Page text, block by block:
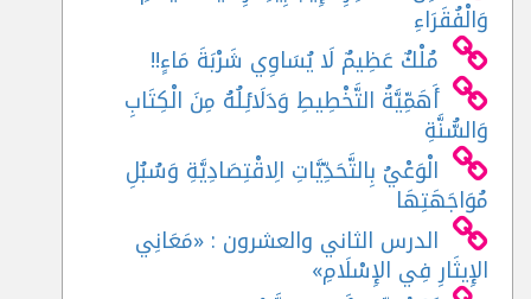
وَالْفُقَرَاءِ
مُلْكٌ عَظِيمٌ لَا يُسَاوِي شَرْبَةَ مَاءٍ!!
أَهَمِّيَّةُ التَّخْطِيطِ وَدَلَائِلُهُ مِنَ الْكِتَابِ
وَالسُّنَّةِ
الْوَعْيُ بِالتَّحَدِّيَّاتِ الِاقْتِصَادِيَّةِ وَسُبُلِ
مُوَاجَهَتِهَا
الدرس الثاني والعشرون : «مَعَانِي
الإِيثَارِ فِي الإِسْلَامِ»